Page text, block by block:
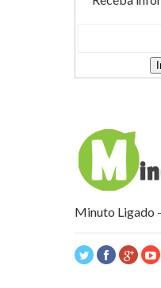
Minuto Ligado